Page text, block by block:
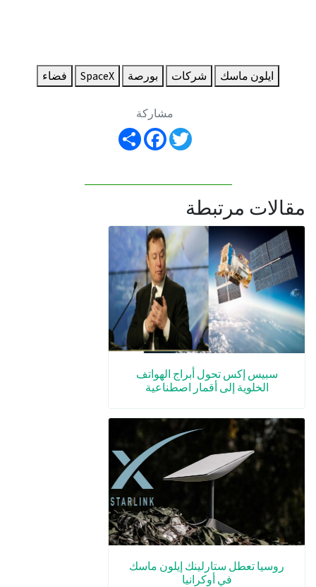
ايلون ماسك شركات بورصة SpaceX فضاء
مشاركة
Share
FacebookTwitter
مقالات مرتبطة
سبيس إكس تحول أبراج الهواتف
الخلوية إلى أقمار اصطناعية
روسيا تعطل ستارلينك إيلون ماسك
في أوكرانيا